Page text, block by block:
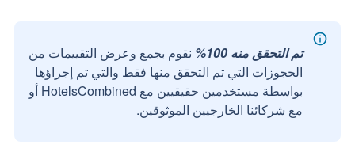
تم التحقق منه 100%
نقوم بجمع وعرض التقييمات من
الحجوزات التي تم التحقق منها فقط والتي تم إجراؤها
بواسطة مستخدمين حقيقيين مع HotelsCombined أو
مع شركائنا الخارجيين الموثوقين.